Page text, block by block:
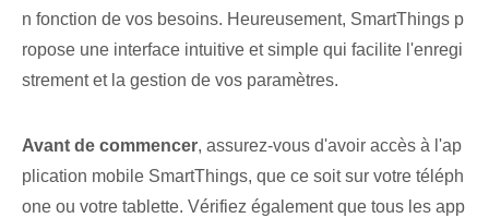
n fonction de vos besoins. Heureusement, SmartThings p
ropose une interface intuitive et simple qui facilite l'enregi
strement et la gestion de vos paramètres.
Avant de commencer, assurez-vous d'avoir accès à l'ap
plication mobile ⁢SmartThings⁤, que ce soit sur votre⁤ téléph
one ou votre tablette. ⁣Vérifiez également que tous‌ les app